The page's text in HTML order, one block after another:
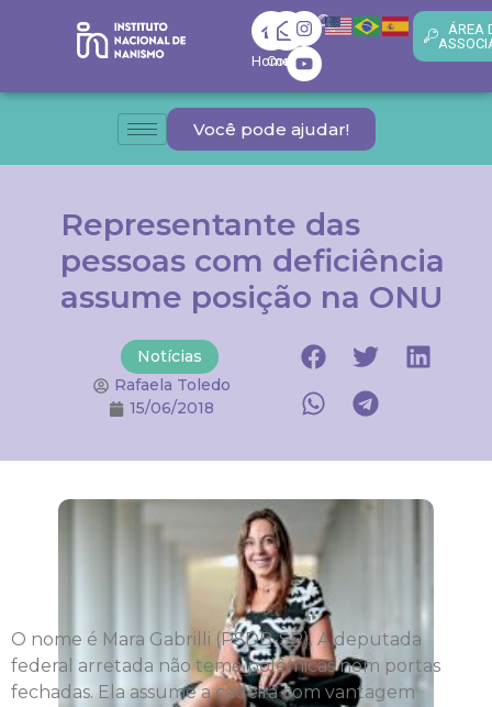
Home
Contato
ÁREA
Você pode ajudar!
Representante das
pessoas com deficiência
assume posição na ONU
Notícias
Rafaela Toledo
15/06/2018
O nome é Mara Gabrilli (PSDB-SP). A deputada
federal arretada não teme polêmicas nem portas
fechadas. Ela assume a cadeira com vantagem